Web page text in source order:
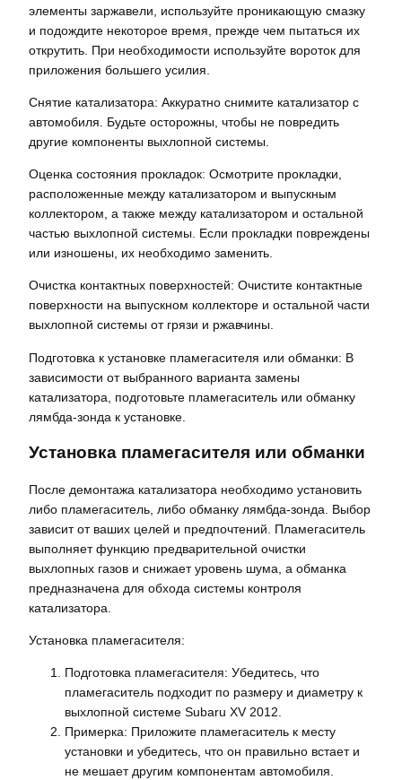
элементы заржавели, используйте проникающую смазку
и подождите некоторое время, прежде чем пытаться их
открутить. При необходимости используйте вороток для
приложения большего усилия.
Снятие катализатора: Аккуратно снимите катализатор с
автомобиля. Будьте осторожны, чтобы не повредить
другие компоненты выхлопной системы.
Оценка состояния прокладок: Осмотрите прокладки,
расположенные между катализатором и выпускным
коллектором, а также между катализатором и остальной
частью выхлопной системы. Если прокладки повреждены
или изношены, их необходимо заменить.
Очистка контактных поверхностей: Очистите контактные
поверхности на выпускном коллекторе и остальной части
выхлопной системы от грязи и ржавчины.
Подготовка к установке пламегасителя или обманки: В
зависимости от выбранного варианта замены
катализатора, подготовьте пламегаситель или обманку
лямбда-зонда к установке.
Установка пламегасителя или обманки
После демонтажа катализатора необходимо установить
либо пламегаситель, либо обманку лямбда-зонда. Выбор
зависит от ваших целей и предпочтений. Пламегаситель
выполняет функцию предварительной очистки
выхлопных газов и снижает уровень шума, а обманка
предназначена для обхода системы контроля
катализатора.
Установка пламегасителя:
Подготовка пламегасителя: Убедитесь, что
пламегаситель подходит по размеру и диаметру к
выхлопной системе Subaru XV 2012.
Примерка: Приложите пламегаситель к месту
установки и убедитесь, что он правильно встает и
не мешает другим компонентам автомобиля.